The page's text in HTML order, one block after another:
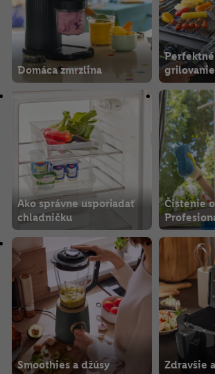
Domáca zmrzlina
grilovanie
Ako správne usporiadať
chladničku
Čistenie
Smoothies a džúsy Zdravšie
údajov a Vašom práve kedykoľvek odvolať
do budúcnosti nájdete v našich zásadách
údajov
Imprint nájdete tu.